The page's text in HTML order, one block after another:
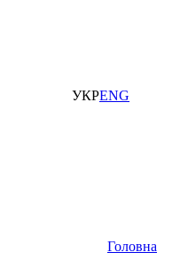
УКРENG
Головна